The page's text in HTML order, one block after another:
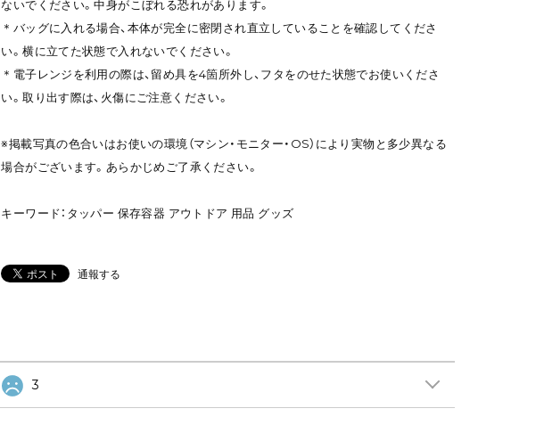
ないでください。中身がこぼれる恐れがあります。
＊バッグに入れる場合、本体が完全に密閉され直立していることを確認してくださ
い。横に立てた状態で入れないでください。
＊電子レンジを利用の際は、留め具を4箇所外し、フタをのせた状態でお使いくださ
い。取り出す際は、火傷にご注意ください。
※掲載写真の色合いはお使いの環境（マシン・モニター・OS）により実物と多少異なる
場合がございます。あらかじめご了承ください。
キーワード：タッパー 保存容器 アウトドア 用品 グッズ
通報する
3